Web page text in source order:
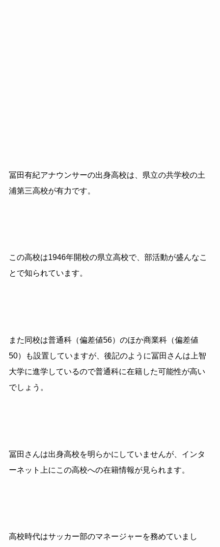
冨田有紀アナウンサーの出身高校は、県立の共学校の土
浦第三高校が有力です。
この高校は1946年開校の県立高校で、部活動が盛んなこ
とで知られています。
また同校は普通科（偏差値56）のほか商業科（偏差値
50）も設置していますが、後記のように冨田さんは上智
大学に進学しているので普通科に在籍した可能性が高い
でしょう。
冨田さんは出身高校を明らかにしていませんが、インタ
ーネット上にこの高校への在籍情報が見られます。
高校時代はサッカー部のマネージャーを務めていまし